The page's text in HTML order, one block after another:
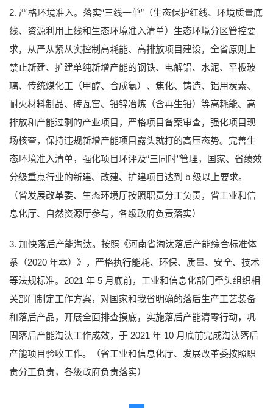
2. 严格环境准入。落实“三线一单”（生态保护红线、环境质量底
线、资源利用上线和生态环境准入清单）生态环境分区管控要
求，从严从紧从实控制高耗能、高排放项目建设，全省原则上
禁止新建、扩建单纯新增产能的钢铁、电解铝、水泥、平板玻
璃、传统煤化工（甲醇、合成氨）、焦化、铸造、铝用炭素、
耐火材料制品、砖瓦窑、铅锌冶炼（含再生铅）等高耗能、高
排放和产能过剩的产业项目，严格项目备案审查，强化项目现
场核查，保持违规新增产能项目露头就打的高压态势。完善生
态环境准入清单，强化项目环评及“三同时”管理，国家、省绩效
分级重点行业的新建、改建、扩建项目达到 b 级以上要求。
（省发展改革委、生态环境厅按照职责分工负责，省工业和信
息化厅、自然资源厅参与，各级政府负责落实）
3. 加快落后产能淘汰。按照《河南省淘汰落后产能综合标准体
系（2020 年本）》，严格执行能耗、环保、质量、安全、技术
等法规标准。2021 年 5 月底前，工业和信息化部门牵头组织相
关部门制定工作方案，对国家和我省明确的落后生产工艺装备
和落后产品，开展全面排查摸底，实施落后产能清零行动，巩
固落后产能淘汰工作成效，于 2021 年 10 月底前完成淘汰落后
产能项目验收工作。（省工业和信息化厅、发展改革委按照职
责分工负责，各级政府负责落实）